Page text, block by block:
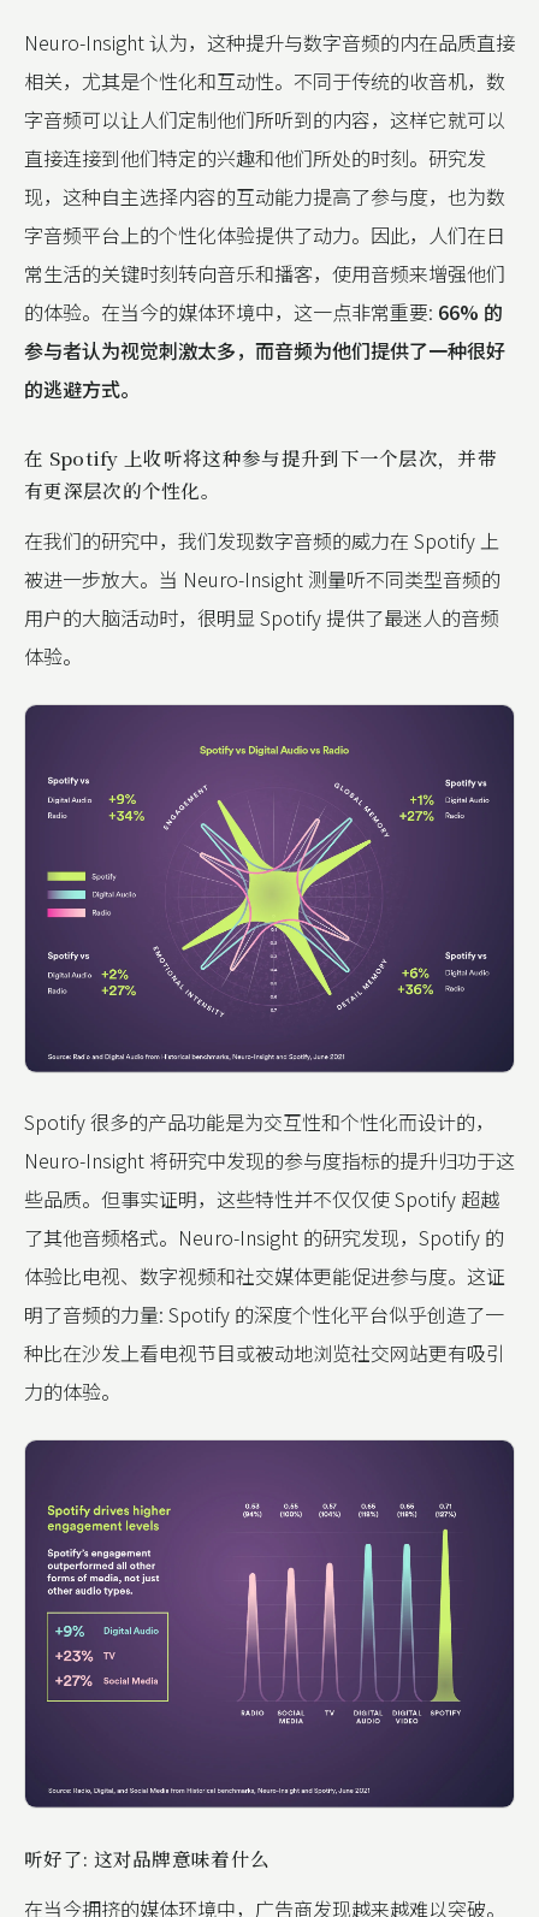
Neuro-Insight 认为，这种提升与数字音频的内在品质直接
相关，尤其是个性化和互动性。不同于传统的收音机，数
字音频可以让人们定制他们所听到的内容，这样它就可以
直接连接到他们特定的兴趣和他们所处的时刻。研究发
现，这种自主选择内容的互动能力提高了参与度，也为数
字音频平台上的个性化体验提供了动力。因此，人们在日
常生活的关键时刻转向音乐和播客，使用音频来增强他们
的体验。在当今的媒体环境中，这一点非常重要: 66% 的
参与者认为视觉刺激太多，而音频为他们提供了一种很好
的逃避方式。
在 Spotify 上收听将这种参与提升到下一个层次，并带
有更深层次的个性化。
在我们的研究中，我们发现数字音频的威力在 Spotify 上
被进一步放大。当 Neuro-Insight 测量听不同类型音频的
用户的大脑活动时，很明显 Spotify 提供了最迷人的音频
体验。
Spotify 很多的产品功能是为交互性和个性化而设计的，
Neuro-Insight 将研究中发现的参与度指标的提升归功于这
些品质。但事实证明，这些特性并不仅仅使 Spotify 超越
了其他音频格式。Neuro-Insight 的研究发现，Spotify 的
体验比电视、数字视频和社交媒体更能促进参与度。这证
明了音频的力量: Spotify 的深度个性化平台似乎创造了一
种比在沙发上看电视节目或被动地浏览社交网站更有吸引
力的体验。
听好了: 这对品牌意味着什么
在当今拥挤的媒体环境中，广告商发现越来越难以突破。